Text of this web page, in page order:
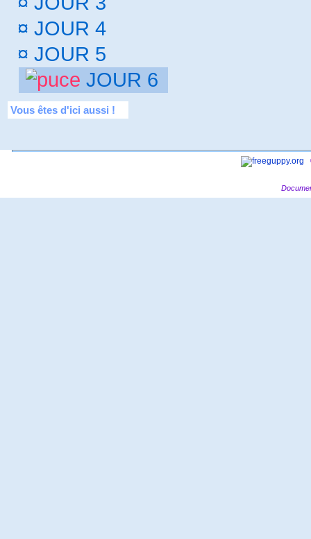
¤ JOUR 4
¤ JOUR 5
JOUR 6
Vous êtes d'ici aussi !